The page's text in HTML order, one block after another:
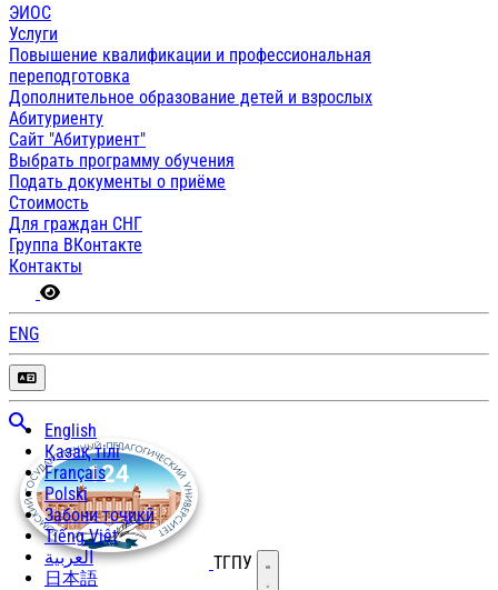
ЭИОС
Услуги
Повышение квалификации и профессиональная
переподготовка
Дополнительное образование детей и взрослых
Абитуриенту
Сайт "Абитуриент"
Выбрать программу обучения
Подать документы о приёме
Стоимость
Для граждан СНГ
Группа ВКонтакте
Контакты
ENG
English
Қазақ тілі
Français
Polski
Забони тоҷикӣ
Tiếng Việt
العربية
日本語
ТГПУ Открыть меню